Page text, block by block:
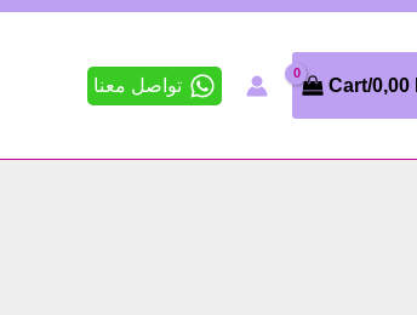
Cart/0,00 تواصل معنا